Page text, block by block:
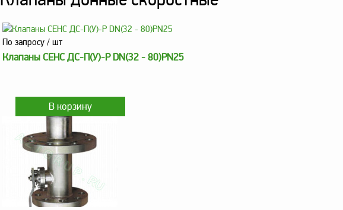
По запросу / шт
Клапаны СЕНС ДС-П(У)-Р DN(32 - 80)PN25